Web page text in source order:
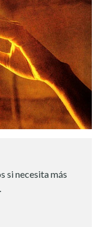
si necesita más